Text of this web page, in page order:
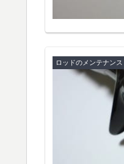
ロッドのメンテナンス